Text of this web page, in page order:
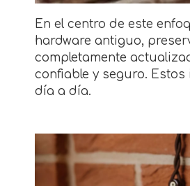
En el centro de este
hardware antiguo,
completamente
confiable y seguro.
día a día.